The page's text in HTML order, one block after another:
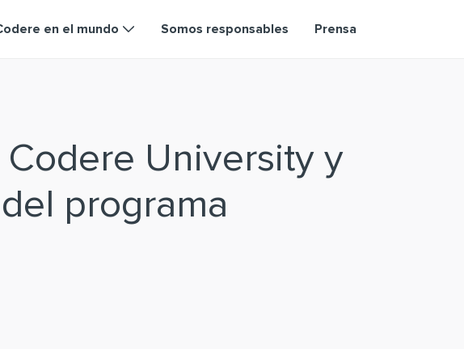
en el mundo Somos responsables Prensa
University y
programa